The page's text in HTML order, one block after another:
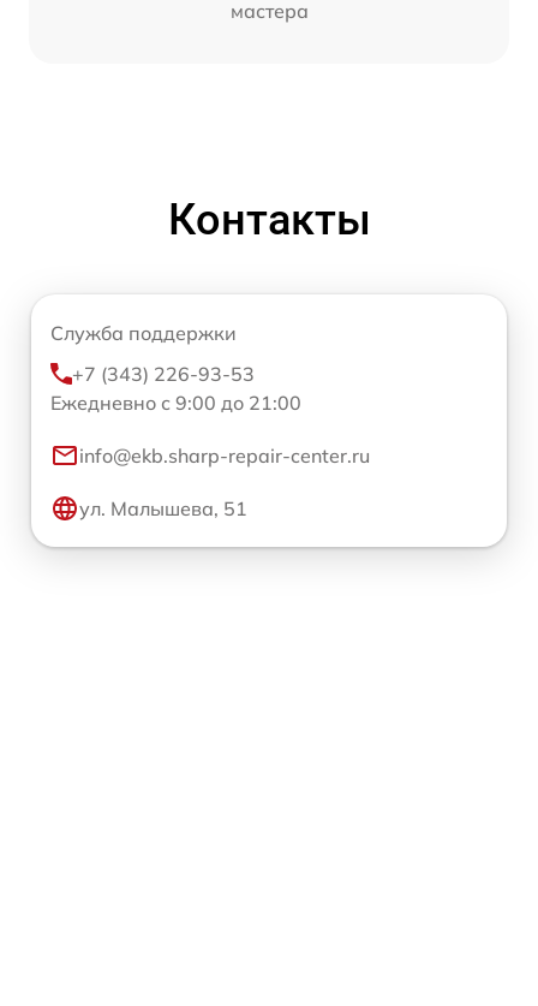
мастера
Контакты
Служба поддержки
+7 (343) 226-93-53
Ежедневно с 9:00 до 21:00
info@ekb.sharp-repair-center.ru
ул. Малышева, 51